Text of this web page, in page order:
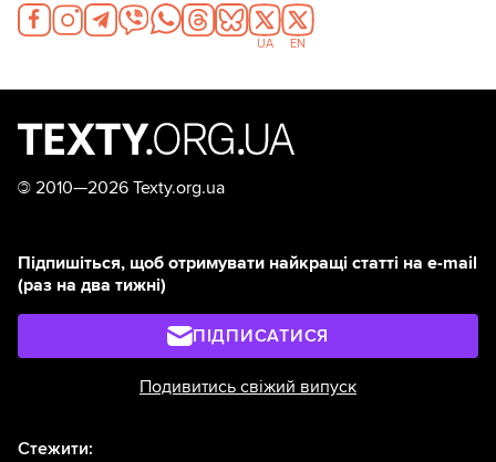
UA EN
© 2010—2026 Texty.org.ua
Підпишіться, щоб отримувати найкращі статті на e-mail
(раз на два тижні)
ПІДПИСАТИСЯ
Подивитись свіжий випуск
Стежити: